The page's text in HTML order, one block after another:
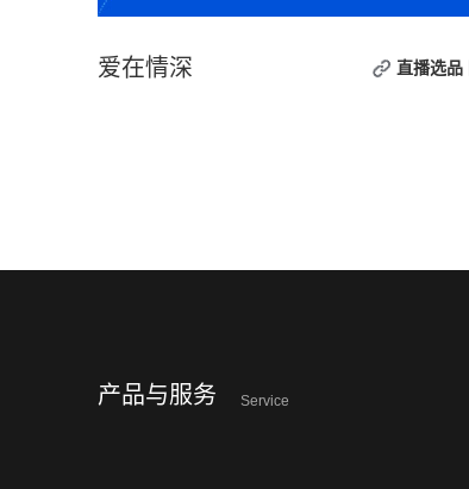
直播选品
爱在情深
产品与服务 Service